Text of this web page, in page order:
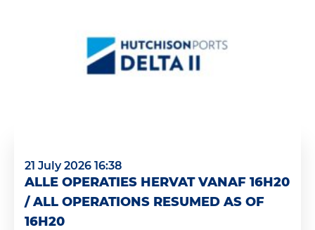
21 July 2026 16:38
ALLE OPERATIES HERVAT VANAF 16H20
/ ALL OPERATIONS RESUMED AS OF
16H20